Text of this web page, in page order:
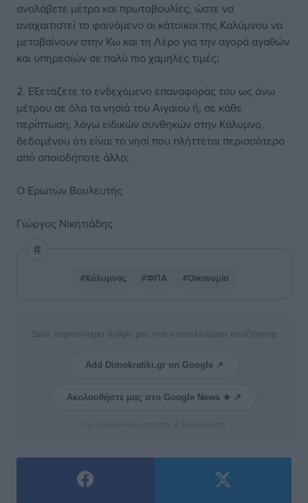
αναλάβετε μέτρα και πρωτοβουλίες, ώστε να
αναχαιτιστεί το φαινόμενο οι κάτοικοι της Καλύμνου να
μεταβαίνουν στην Κω και τη Λέρο για την αγορά αγαθών
και υπηρεσιών σε πολύ πιο χαμηλές τιμές;
2. Εξετάζετε το ενδεχόμενο επαναφοράς του ως άνω
μέτρου σε όλα τα νησιά του Αιγαίου ή, σε κάθε
περίπτωση, λόγω ειδικών συνθηκών στην Κάλυμνο,
δεδομένου ότι είναι το νησί που πλήττεται περισσότερο
από οποιοδήποτε άλλο;
Ο Ερωτών Βουλευτής
Γιώργος Νικητιάδης
#Κάλυμνος #ΦΠΑ #Οικονομία
Δείτε περισσότερα άρθρα μας στα αποτελέσματα αναζήτησης
Add Dimokratiki.gr on Google ↗
Ακολουθήστε μας στο Google News ★ ↗